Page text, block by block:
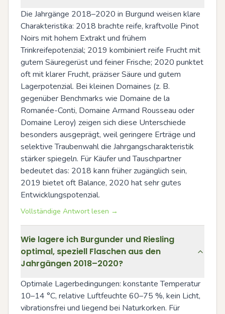
Die Jahrgänge 2018–2020 in Burgund weisen klare
Charakteristika: 2018 brachte reife, kraftvolle Pinot
Noirs mit hohem Extrakt und frühem
Trinkreifepotenzial; 2019 kombiniert reife Frucht mit
gutem Säuregerüst und feiner Frische; 2020 punktet
oft mit klarer Frucht, präziser Säure und gutem
Lagerpotenzial. Bei kleinen Domaines (z. B.
gegenüber Benchmarks wie Domaine de la
Romanée-Conti, Domaine Armand Rousseau oder
Domaine Leroy) zeigen sich diese Unterschiede
besonders ausgeprägt, weil geringere Erträge und
selektive Traubenwahl die Jahrgangscharakteristik
stärker spiegeln. Für Käufer und Tauschpartner
bedeutet das: 2018 kann früher zugänglich sein,
2019 bietet oft Balance, 2020 hat sehr gutes
Entwicklungspotenzial.
Vollständige Antwort lesen →
Wie lagere ich Burgunder und Riesling
optimal, speziell Flaschen aus den
Jahrgängen 2018–2020?
Optimale Lagerbedingungen: konstante Temperatur
10–14 °C, relative Luftfeuchte 60–75 %, kein Licht,
vibrationsfrei und liegend bei Naturkorken. Für